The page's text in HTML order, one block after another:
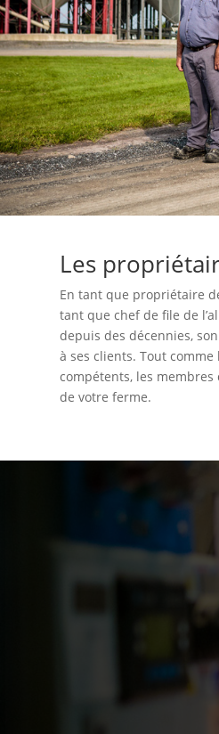
Les
En tant que propriétaire
tant que chef de file de
depuis des décennies,
à ses clients. Tout
compétents, les
de votre ferme.
Plus qu’une